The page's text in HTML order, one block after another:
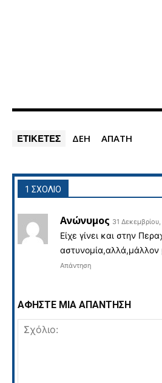
ΕΤΙΚΕΤΕΣ ΔΕΗ ΑΠΑΤΗ
1 ΣΧΟΛΙΟ
Ανώνυμος 31
Είχε γίνει και στην
Απάντηση
ΑΦΗΣΤΕ ΜΙΑ ΑΠΑΝΤΗΣΗ